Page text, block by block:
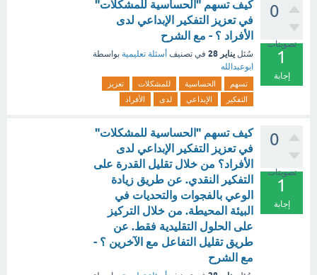
0
تصويتات
1
إجابة
كيف تسهم "الحساسية للمشكلات"
في تعزيز التفكير الإبداعي لدى
الأفراد ؟ - مع الشرح
سُئل يناير 28 في تصنيف أسئلة تعليمية بواسطة
ابوعبدالله
تسهم الحساسية للمشكلات
تعزيز
التفكير
الإبداعي لدى الأفراد
0
تصويتات
1
إجابة
كيف تسهم "الحساسية للمشكلات"
في تعزيز التفكير الإبداعي لدى
الأفراد؟ من خلال تقليل القدرة على
التفكير النقدي. عن طريق زيادة
الوعي بالفجوات والتحديات في
البيئة المحيطة. من خلال التركيز
على الحلول التقليدية فقط. عن
طريق تقليل التفاعل مع الآخرين ؟ -
مع الشرح